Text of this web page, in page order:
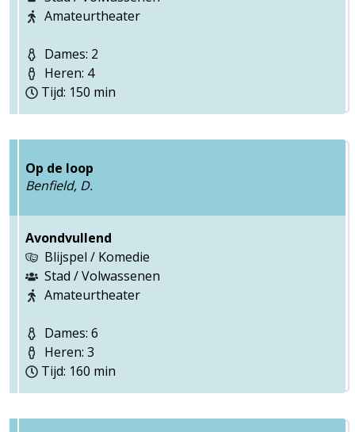
Amateurtheater
Dames: 2
Heren: 4
Tijd: 150 min
Op de loop
Benfield, D.
Avondvullend
Blijspel / Komedie
Stad / Volwassenen
Amateurtheater
Dames: 6
Heren: 3
Tijd: 160 min